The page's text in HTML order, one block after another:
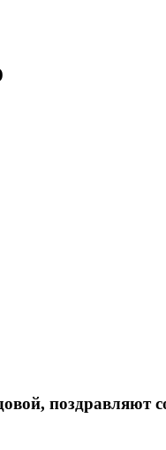
поздравляют